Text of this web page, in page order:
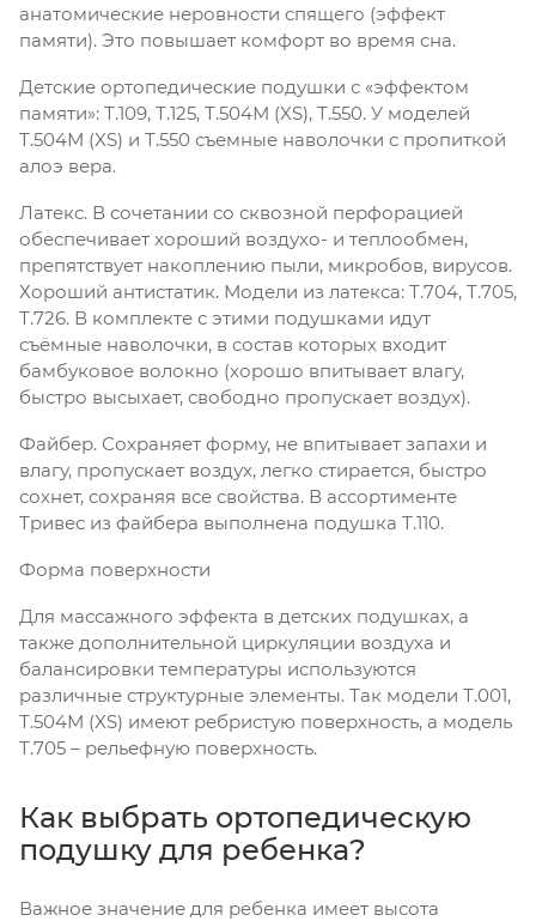
анатомические неровности спящего (эффект
памяти). Это повышает комфорт во время сна.
Детские ортопедические подушки с «эффектом
памяти»: Т.109, Т.125, Т.504М (XS), Т.550. У моделей
Т.504М (XS) и Т.550 съемные наволочки с пропиткой
алоэ вера.
Латекс. В сочетании со сквозной перфорацией
обеспечивает хороший воздухо- и теплообмен,
препятствует накоплению пыли, микробов, вирусов.
Хороший антистатик. Модели из латекса: Т.704, Т.705,
Т.726. В комплекте с этими подушками идут
съёмные наволочки, в состав которых входит
бамбуковое волокно (хорошо впитывает влагу,
быстро высыхает, свободно пропускает воздух).
Файбер. Сохраняет форму, не впитывает запахи и
влагу, пропускает воздух, легко стирается, быстро
сохнет, сохраняя все свойства. В ассортименте
Тривес из файбера выполнена подушка Т.110.
Форма поверхности
Для массажного эффекта в детских подушках, а
также дополнительной циркуляции воздуха и
балансировки температуры используются
различные структурные элементы. Так модели Т.001,
Т.504М (XS) имеют ребристую поверхность, а модель
Т.705 – рельефную поверхность.
Как выбрать ортопедическую
подушку для ребенка?
Важное значение для ребенка имеет высота